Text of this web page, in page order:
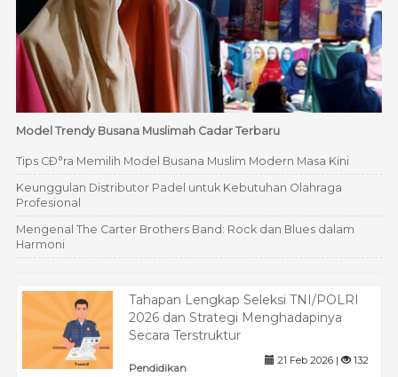
Model Trendy Busana Muslimah Cadar Terbaru
Tips CÐ°ra Memilih Model Busana Muslim Modern Masa Kini
Keunggulan Distributor Padel untuk Kebutuhan Olahraga
Profesional
Mengenal The Carter Brothers Band: Rock dan Blues dalam
Harmoni
Tahapan Lengkap Seleksi TNI/POLRI
2026 dan Strategi Menghadapinya
Secara Terstruktur
Pendidikan
21 Feb 2026 | 132